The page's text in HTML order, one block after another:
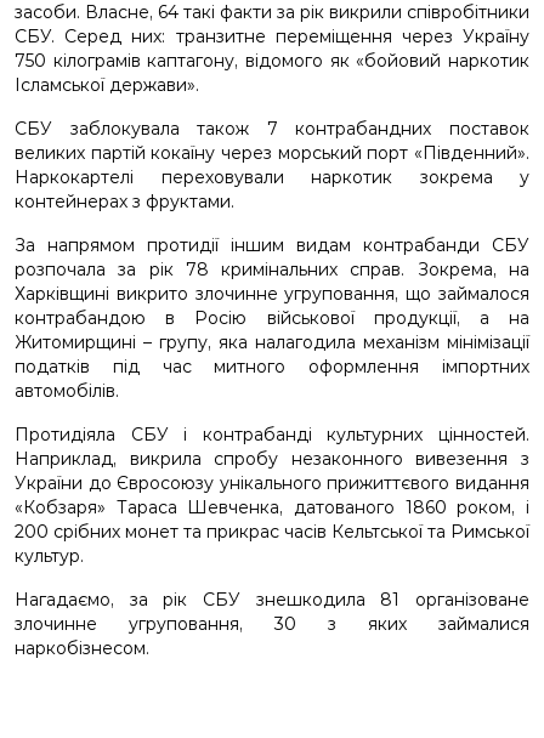
засоби. Власне, 64 такі факти за рік викрили співробітники
СБУ. Серед них: транзитне переміщення через Україну
750 кілограмів каптагону, відомого як «бойовий наркотик
Ісламської держави».
СБУ заблокувала також 7 контрабандних поставок
великих партій кокаїну через морський порт «Південний».
Наркокартелі переховували наркотик зокрема у
контейнерах з фруктами.
За напрямом протидії іншим видам контрабанди СБУ
розпочала за рік 78 кримінальних справ. Зокрема, на
Харківщині викрито злочинне угруповання, що займалося
контрабандою в Росію військової продукції, а на
Житомирщині – групу, яка налагодила механізм мінімізації
податків під час митного оформлення імпортних
автомобілів.
Протидіяла СБУ і контрабанді культурних цінностей.
Наприклад, викрила спробу незаконного вивезення з
України до Євросоюзу унікального прижиттєвого видання
«Кобзаря» Тараса Шевченка, датованого 1860 роком, і
200 срібних монет та прикрас часів Кельтської та Римської
культур.
Нагадаємо, за рік СБУ знешкодила 81 організоване
злочинне угруповання, 30 з яких займалися
наркобізнесом.